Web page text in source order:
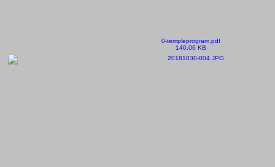
0-templeprogram.pdf
140.06 KB